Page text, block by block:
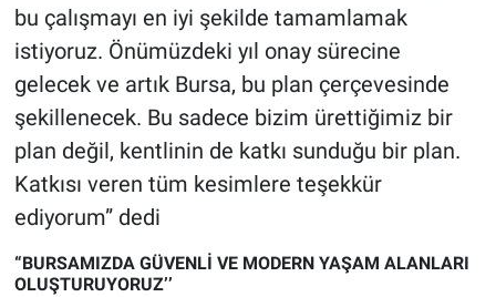
bu çalışmayı en iyi şekilde tamamlamak
istiyoruz. Önümüzdeki yıl onay sürecine
gelecek ve artık Bursa, bu plan çerçevesinde
şekillenecek. Bu sadece bizim ürettiğimiz bir
plan değil, kentlinin de katkı sunduğu bir plan.
Katkısı veren tüm kesimlere teşekkür
ediyorum” dedi
“BURSAMIZDA GÜVENLİ VE MODERN YAŞAM ALANLARI
OLUŞTURUYORUZ’’